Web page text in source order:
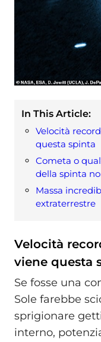
In This Article:
Velocità
questa spinta
Cometa o
della spinta
Massa
extraterrestre
Velocità
viene questa
Se fosse una
Sole farebbe
sprigionare
interno,